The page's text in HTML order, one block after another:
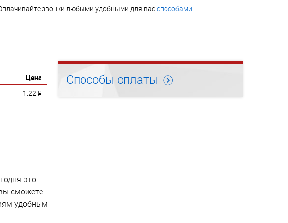
звонки любыми удобными для васспособами
Способы оплаты
Цена
1,22P
это
сможете
удобным